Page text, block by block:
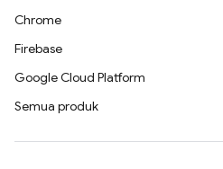
Chrome
Firebase
Google Cloud Platform
Semua produk